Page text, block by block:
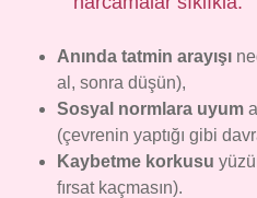
Anında tatmin arayışı
al, sonra düşün),
Sosyal normlara uyum
(çevrenin yaptığı gibi
Kaybetme korkusu
fırsat kaçmasın).